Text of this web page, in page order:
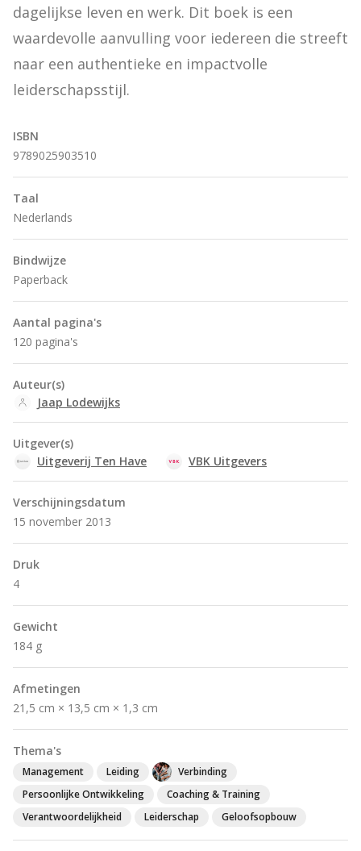
dagelijkse leven en werk. Dit boek is een
waardevolle aanvulling voor iedereen die streeft
naar een authentieke en impactvolle
leiderschapsstijl.
ISBN
9789025903510
Taal
Nederlands
Bindwijze
Paperback
Aantal pagina's
120 pagina's
Auteur(s)
Jaap Lodewijks
Uitgever(s)
Uitgeverij Ten Have
VBK Uitgevers
Verschijningsdatum
15 november 2013
Druk
4
Gewicht
184 g
Afmetingen
21,5 cm × 13,5 cm × 1,3 cm
Thema's
Management Leiding
Verbinding
Persoonlijke Ontwikkeling
Coaching & Training
Verantwoordelijkheid
Leiderschap Geloofsopbouw